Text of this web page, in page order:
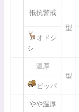
抵抗警戒
型
オドシ
シ
温厚
型
ビッパ
やや温厚